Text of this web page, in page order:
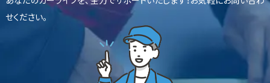
せください。